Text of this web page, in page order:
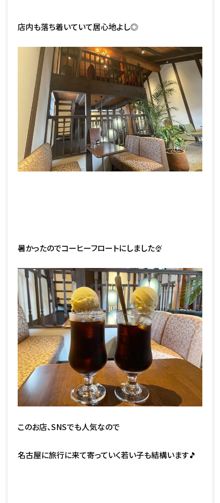
店内も落ち着いていて居心地よし◎
暑かったのでコーヒーフロートにしました🍨
このお店、SNSでも人気なので
名古屋に旅行に来て寄っていく若い子も結構います🎵